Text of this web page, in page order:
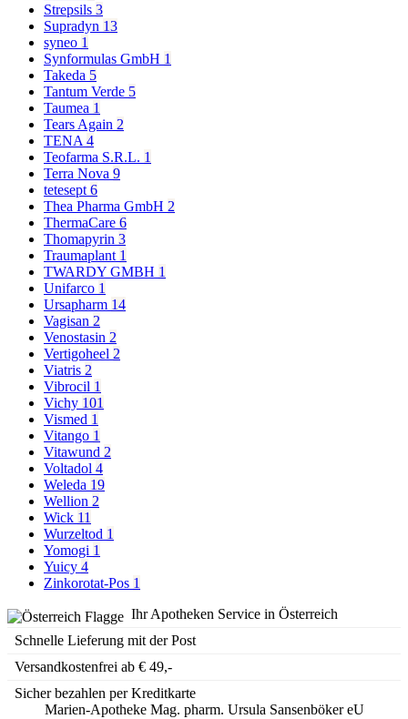
Strepsils 3
Supradyn 13
syneo 1
Synformulas GmbH 1
Takeda 5
Tantum Verde 5
Taumea 1
Tears Again 2
TENA 4
Teofarma S.R.L. 1
Terra Nova 9
tetesept 6
Thea Pharma GmbH 2
ThermaCare 6
Thomapyrin 3
Traumaplant 1
TWARDY GMBH 1
Unifarco 1
Ursapharm 14
Vagisan 2
Venostasin 2
Vertigoheel 2
Viatris 2
Vibrocil 1
Vichy 101
Vismed 1
Vitango 1
Vitawund 2
Voltadol 4
Weleda 19
Wellion 2
Wick 11
Wurzeltod 1
Yomogi 1
Yuicy 4
Zinkorotat-Pos 1
Ihr Apotheken Service in Österreich
Schnelle Lieferung mit der Post
Versandkostenfrei ab € 49,-
Sicher bezahlen per Kreditkarte
Marien-Apotheke Mag. pharm. Ursula Sansenböker eU